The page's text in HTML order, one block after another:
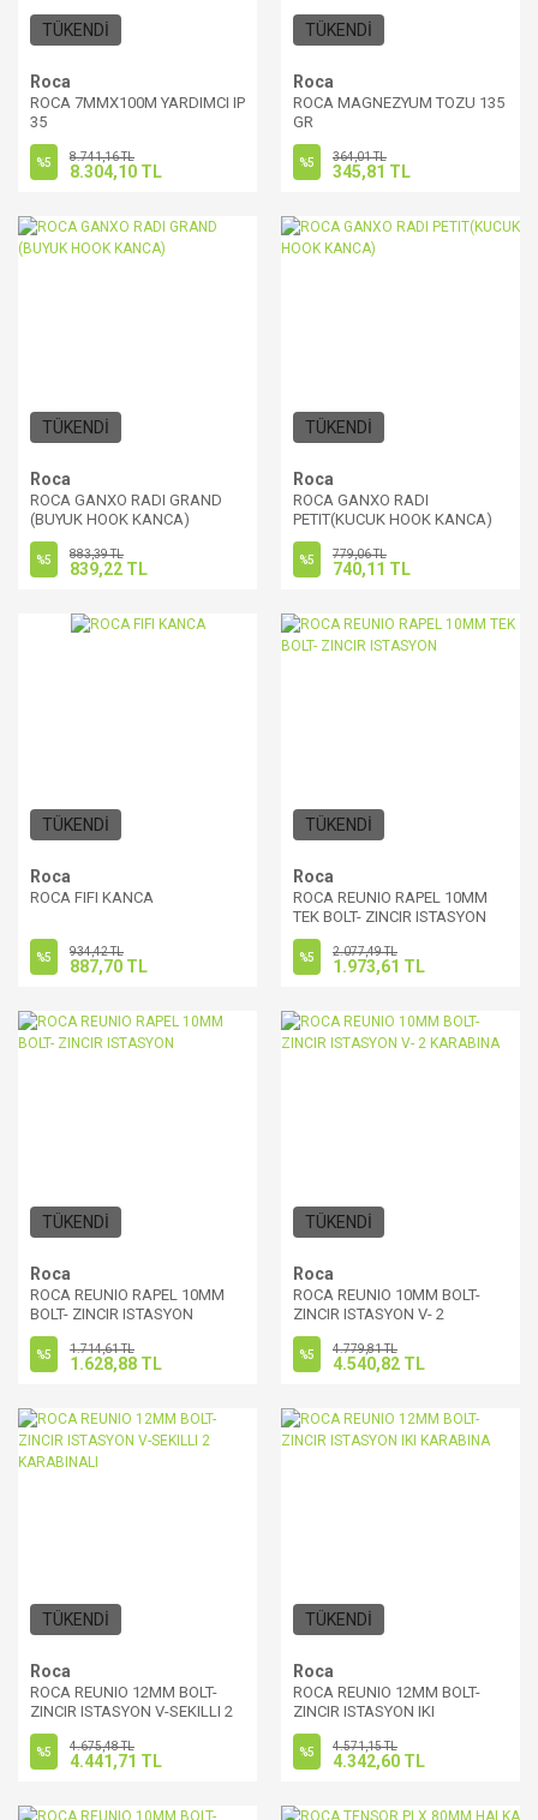
TÜKENDİ
Roca
ROCA 7MMX100M YARDIMCI IP
35
%5 8.741,16 TL
8.304,10 TL
TÜKENDİ
Roca
ROCA MAGNEZYUM TOZU 135
GR
%5 364,01 TL
345,81 TL
TÜKENDİ
Roca
ROCA GANXO RADI GRAND
(BUYUK HOOK KANCA)
%5 883,39 TL
839,22 TL
TÜKENDİ
Roca
ROCA GANXO RADI
PETIT(KUCUK HOOK KANCA)
%5 779,06 TL
740,11 TL
TÜKENDİ
Roca
ROCA FIFI KANCA
%5 934,42 TL
887,70 TL
TÜKENDİ
Roca
ROCA REUNIO RAPEL 10MM
TEK BOLT- ZINCIR ISTASYON
%5 2.077,49 TL
1.973,61 TL
TÜKENDİ
Roca
ROCA REUNIO RAPEL 10MM
BOLT- ZINCIR ISTASYON
%5 1.714,61 TL
1.628,88 TL
TÜKENDİ
Roca
ROCA REUNIO 10MM BOLT-
ZINCIR ISTASYON V- 2
KARABINA
%5 4.779,81 TL
4.540,82 TL
TÜKENDİ
Roca
ROCA REUNIO 12MM BOLT-
ZINCIR ISTASYON V-SEKILLI 2
KARABINALI
%5 4.675,48 TL
4.441,71 TL
TÜKENDİ
Roca
ROCA REUNIO 12MM BOLT-
ZINCIR ISTASYON IKI
KARABINA
%5 4.571,15 TL
4.342,60 TL